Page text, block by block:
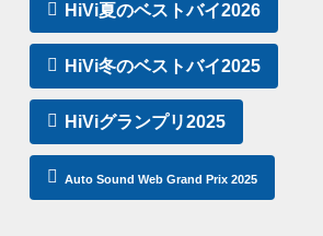
HiVi夏のベストバイ2026
HiVi冬のベストバイ2025
HiViグランプリ2025
Auto Sound Web Grand Prix 2025